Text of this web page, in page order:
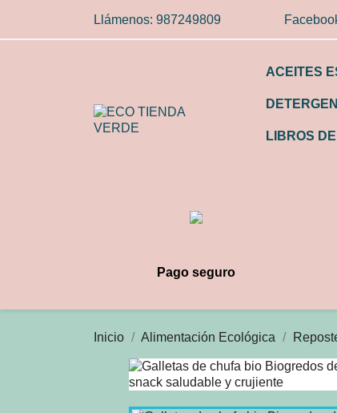
Llámenos: 987249809
ACEITES
LIBROS
Pago seguro
Inicio Alimentación Ecológica